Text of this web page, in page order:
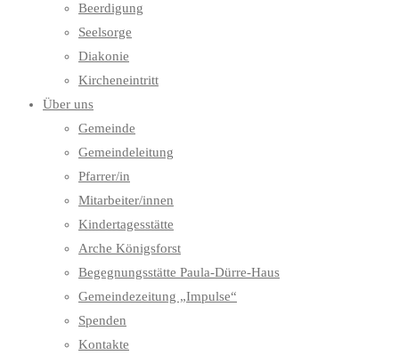
Beerdigung
Seelsorge
Diakonie
Kircheneintritt
Über uns
Gemeinde
Gemeindeleitung
Pfarrer/in
Mitarbeiter/innen
Kindertagesstätte
Arche Königsforst
Begegnungsstätte Paula-Dürre-Haus
Gemeindezeitung „Impulse“
Spenden
Kontakte